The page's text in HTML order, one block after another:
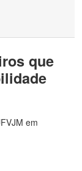
que
em